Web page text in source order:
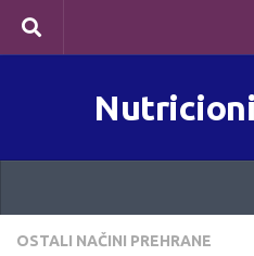
Skip to content
OSTALI NAČINI PREHRANE